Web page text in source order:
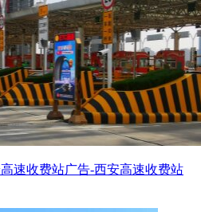
速收费站广告-西安高速收费站